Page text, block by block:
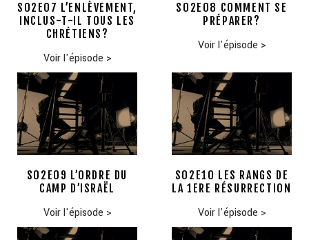
S02E07 L’ENLÈVEMENT,
INCLUS-T-IL TOUS LES
CHRÉTIENS?
Voir l'épisode >
S02E08 COMMENT SE
PRÉPARER?
Voir l'épisode >
S02E09 L’ORDRE DU
CAMP D’ISRAËL
Voir l'épisode >
S02E10 LES RANGS DE
LA 1ERE RÉSURRECTION
Voir l'épisode >